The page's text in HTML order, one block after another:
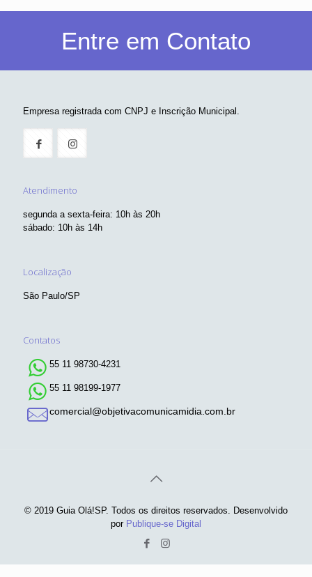
Entre em Contato
Empresa registrada com CNPJ e Inscrição Municipal.
Atendimento
segunda a sexta-feira: 10h às 20h
sábado: 10h às 14h
Localização
São Paulo/SP
Contatos
55 11 98730-4231
55 11 98199-1977
comercial@objetivacomunicamidia.com.br
© 2019 Guia Olá!SP. Todos os direitos reservados. Desenvolvido
por Publique-se Digital